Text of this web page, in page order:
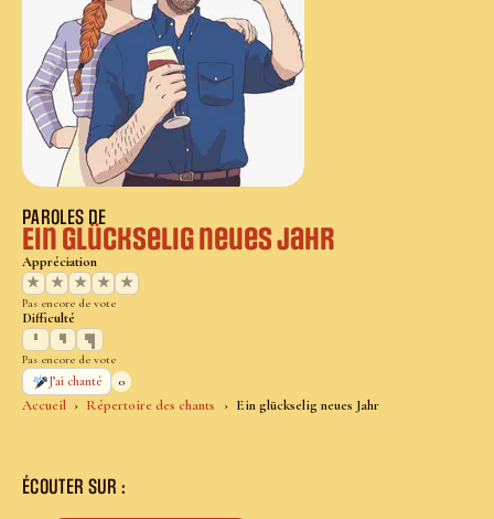
Accueil Répertoire des chants Ein glückselig neues Jahr
PAROLES DE
Ein glückselig neues Jahr
Appréciation
★
★ ★ ★ ★
Pas encore de vote
Difficulté
Pas encore de vote
J’ai chanté
0
ÉCOUTER SUR :